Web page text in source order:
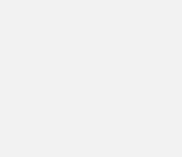
решение для анализа